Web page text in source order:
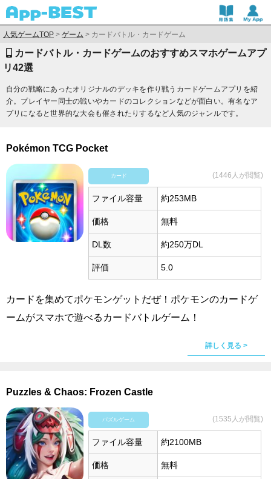
人気ゲームTOP > ゲーム > カードバトル・カードゲーム
カードバトル・カードゲームのおすすめスマホゲームアプ
リ42選
自分の戦略にあったオリジナルのデッキを作り戦うカードゲームアプリを紹
介。プレイヤー同士の戦いやカードのコレクションなどが面白い。有名なア
プリになると世界的な大会も催されたりするなど人気のジャンルです。
Pokémon TCG Pocket
カード (1446人が閲覧)
ファイル容量 約253MB
価格 無料
DL数 約250万DL
評価 5.0
カードを集めてポケモンゲットだぜ！ポケモンのカードゲ
ームがスマホで遊べるカードバトルゲーム！
詳しく見る >
Puzzles & Chaos: Frozen Castle
パズルゲーム (1535人が閲覧)
ファイル容量 約2100MB
価格 無料